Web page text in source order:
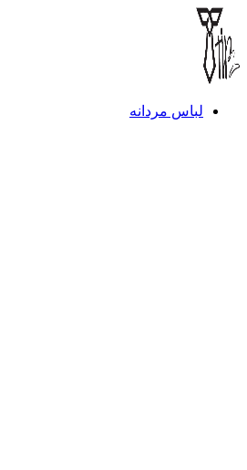
لباس مردانه